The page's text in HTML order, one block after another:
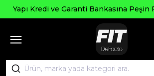
Yapı Kredi ve Garanti Bankasına Peşin